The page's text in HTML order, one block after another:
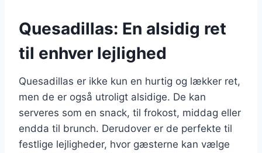
Quesadillas: En alsidig ret
til enhver lejlighed
Quesadillas er ikke kun en hurtig og lækker ret,
men de er også utroligt alsidige. De kan
serveres som en snack, til frokost, middag eller
endda til brunch. Derudover er de perfekte til
festlige lejligheder, hvor gæsterne kan vælge